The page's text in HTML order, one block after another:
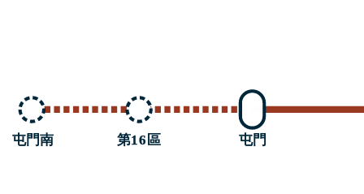
屯門
第1 6 區
屯門南